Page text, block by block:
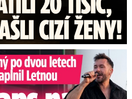
stopla koncert